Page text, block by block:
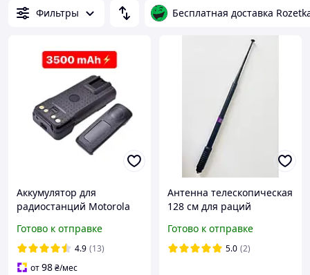
Фильтры Бесплатная доставка
Аккумулятор для
радиостанций Motorola
на рацию Моторола 3500
мАч с TYPE C
Готово к отправке
4.9 (13)
от98₴/мес
Антенна телескопическая
128 см для раций
DP4600e, DP4800e, R7 для
усиления сигнала
Готово к отправке
5.0 (2)